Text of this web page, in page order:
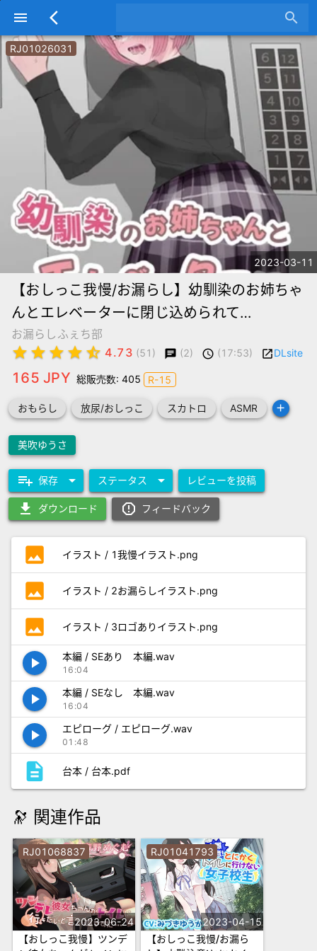
menu arrow_back_ios search
RJ01026031
2023-03-11
【おしっこ我慢/お漏らし】幼馴染のお姉ちゃ
んとエレベーターに閉じ込められて…
お漏らしふぇち部
star star star star star_half 4.73 (51) chat (2) schedule (17:53) launchDLsite
165 JPY 総販売数: 405 R-15
おもらし 放尿/おしっこ スカトロ ASMR add
美吹ゆうさ
playlist_add 保存 arrow_drop_down ステータス arrow_drop_down レビューを投稿
download ダウンロード report_gmailerrorred フィードバック
photo イラスト / 1我慢イラスト.png
photo イラスト / 2お漏らしイラスト.png
photo イラスト / 3ロゴありイラスト.png
play_arrow 本編 / SEあり 本編.wav
16:04
play_arrow 本編 / SEなし 本編.wav
16:04
play_arrow エピローグ / エピローグ.wav
01:48
description 台本 / 台本.pdf
🔭 関連作品
RJ01068837
2023-06-24
【おしっこ我慢】ツンデ
RJ01041793
2023-04-15
【おしっこ我慢/お漏ら